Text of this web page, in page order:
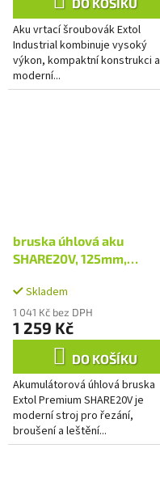
Aku vrtací šroubovák Extol
Industrial kombinuje vysoký
výkon, kompaktní konstrukci a
moderní...
bruska úhlová aku
SHARE20V, 125mm,
nabíječky
Skladem
1 041 Kč bez DPH
1 259 Kč
DO KOŠÍKU
Akumulátorová úhlová bruska
Extol Premium SHARE20V je
moderní stroj pro řezání,
broušení a leštění...